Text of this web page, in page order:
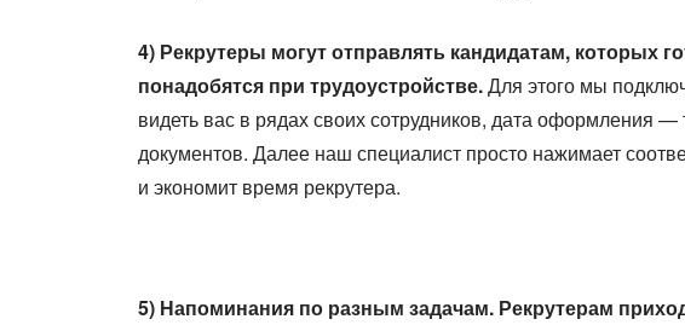
4) Рекрутеры могут отправлять кандидатам, которых
понадобятся при трудоустройстве.Для этого мы
видеть вас в рядах своих сотрудников, дата
документов. Далее наш специалист просто нажимает
и экономит время рекрутера.
5) Напоминания по разным задачам. Рекрутерам